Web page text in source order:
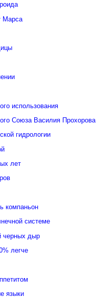
Марса
использования
Союза Василия Прохорова
гидрологии
лет
компаньон
системе
черных дыр
легче
языки